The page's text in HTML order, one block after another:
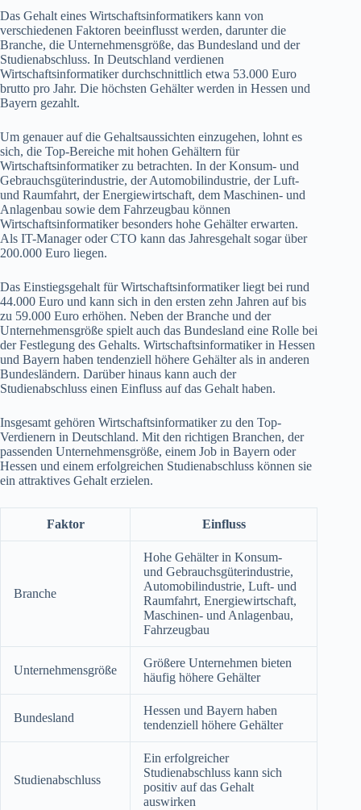
Das Gehalt eines Wirtschaftsinformatikers kann von
verschiedenen Faktoren beeinflusst werden, darunter die
Branche, die Unternehmensgröße, das Bundesland und der
Studienabschluss. In Deutschland verdienen
Wirtschaftsinformatiker durchschnittlich etwa 53.000 Euro
brutto pro Jahr. Die höchsten Gehälter werden in Hessen und
Bayern gezahlt.
Um genauer auf die Gehaltsaussichten einzugehen, lohnt es
sich, die Top-Bereiche mit hohen Gehältern für
Wirtschaftsinformatiker zu betrachten. In der Konsum- und
Gebrauchsgüterindustrie, der Automobilindustrie, der Luft-
und Raumfahrt, der Energiewirtschaft, dem Maschinen- und
Anlagenbau sowie dem Fahrzeugbau können
Wirtschaftsinformatiker besonders hohe Gehälter erwarten.
Als IT-Manager oder CTO kann das Jahresgehalt sogar über
200.000 Euro liegen.
Das Einstiegsgehalt für Wirtschaftsinformatiker liegt bei rund
44.000 Euro und kann sich in den ersten zehn Jahren auf bis
zu 59.000 Euro erhöhen. Neben der Branche und der
Unternehmensgröße spielt auch das Bundesland eine Rolle bei
der Festlegung des Gehalts. Wirtschaftsinformatiker in Hessen
und Bayern haben tendenziell höhere Gehälter als in anderen
Bundesländern. Darüber hinaus kann auch der
Studienabschluss einen Einfluss auf das Gehalt haben.
Insgesamt gehören Wirtschaftsinformatiker zu den Top-
Verdienern in Deutschland. Mit den richtigen Branchen, der
passenden Unternehmensgröße, einem Job in Bayern oder
Hessen und einem erfolgreichen Studienabschluss können sie
ein attraktives Gehalt erzielen.
Faktor Einfluss
Branche
Hohe Gehälter in Konsum-
und Gebrauchsgüterindustrie,
Automobilindustrie, Luft- und
Raumfahrt, Energiewirtschaft,
Maschinen- und Anlagenbau,
Fahrzeugbau
Unternehmensgröße
Größere Unternehmen bieten
häufig höhere Gehälter
Bundesland
Hessen und Bayern haben
tendenziell höhere Gehälter
Studienabschluss
Ein erfolgreicher
Studienabschluss kann sich
positiv auf das Gehalt
auswirken